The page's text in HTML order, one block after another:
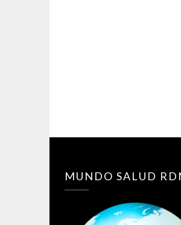
MUNDO SALUD